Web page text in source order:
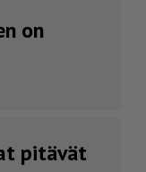
on
pitävät